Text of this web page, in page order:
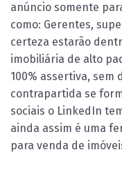
anúncio somente
como: Gerentes,
certeza estarão
imobiliária de alto
100% assertiva, sem
contrapartida se
sociais o LinkedIn
ainda assim é uma
para venda de